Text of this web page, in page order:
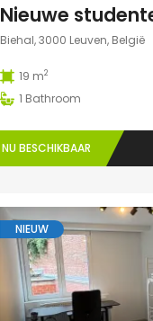
Biehal, 3000 Leuven, België
19 m2
1 Bathroom
NU BESCHIKBAAR
NIEUW